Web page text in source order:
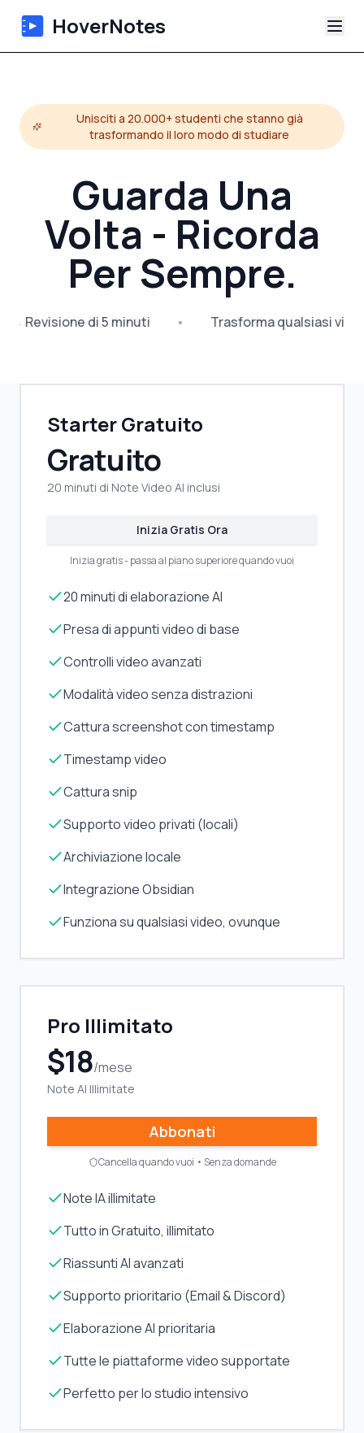
HoverNotes
Extension
Tutorial
Chi siamo
Unisciti a 20.000+ studenti che stanno già
trasformando il loro modo di studiare
Guarda Una
Volta - Ricorda
Per Sempre.
→ Revisione di 5 minuti • Trasforma qualsiasi
Starter Gratuito
Gratuito
20 minuti di Note Video AI inclusi
Inizia Gratis Ora
Inizia gratis - passa al piano superiore quando vuoi
20 minuti di elaborazione AI
Presa di appunti video di base
Controlli video avanzati
Modalità video senza distrazioni
Cattura screenshot con timestamp
Timestamp video
Cattura snip
Supporto video privati (locali)
Archiviazione locale
Integrazione Obsidian
Funziona su qualsiasi video, ovunque
Pro Illimitato
$18/mese
Note AI Illimitate
Abbonati
Cancella quando vuoi • Senza domande
Note IA illimitate
Tutto in Gratuito, illimitato
Riassunti AI avanzati
Supporto prioritario (Email & Discord)
Elaborazione AI prioritaria
Tutte le piattaforme video supportate
Perfetto per lo studio intensivo